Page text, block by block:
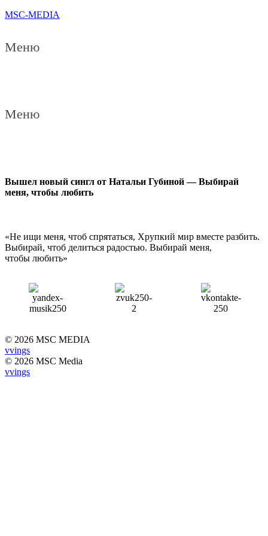
MSC-MEDIA
Меню
Меню
Вышел новый сингл от Натальи Губиной — Выбирай
меня, чтобы любить
«Не ищи меня, чтоб спрятаться, Хрупкий мир вместе разбить.
Выбирай, чтоб делиться радостью. Выбирай меня,
чтобы любить»
© 2026 MSC MEDIA
vvings
© 2026 MSC Media
vvings